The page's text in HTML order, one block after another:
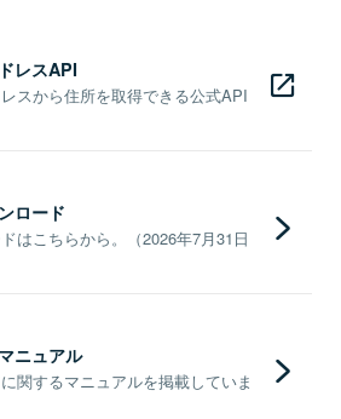
レスAPI
スから住所を取得できる公式API
ロード
はこちらから。（2026年7月31日
ニュアル
関するマニュアルを掲載していま